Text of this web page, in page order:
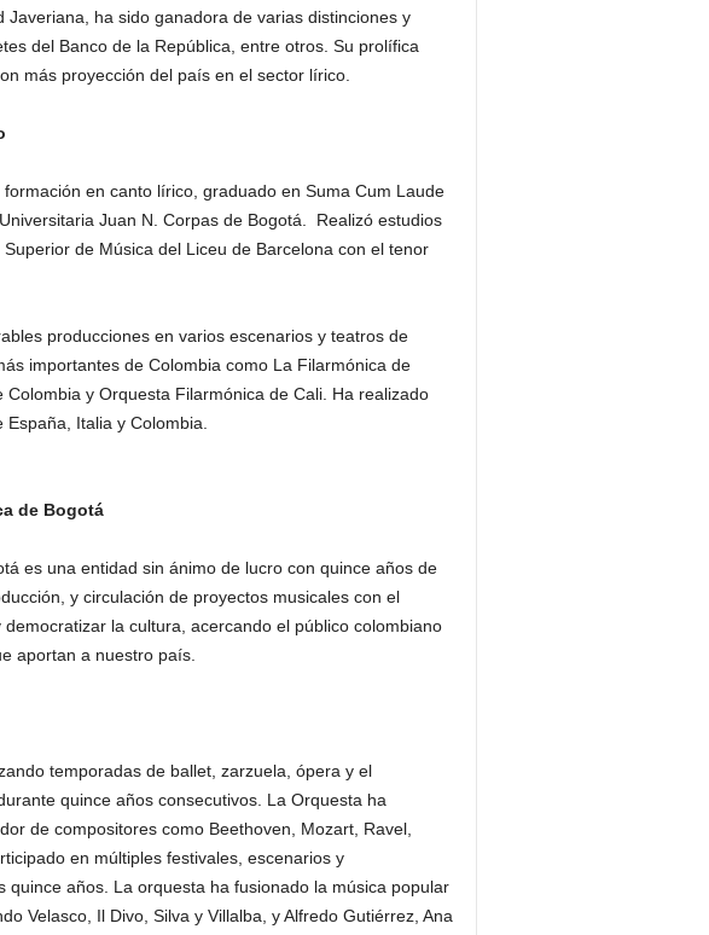
ha sido ganadora de varias distinciones y
del Banco de la República, entre otros. Su prolífica
más proyección del país en el sector lírico.
en canto lírico, graduado en Suma Cum Laude
Juan N. Corpas de Bogotá. Realizó estudios
de Música del Liceu de Barcelona con el tenor
producciones en varios escenarios y teatros de
importantes de Colombia como La Filarmónica de
y Orquesta Filarmónica de Cali. Ha realizado
Italia y Colombia.
de Bogotá
es una entidad sin ánimo de lucro con quince años de
y circulación de proyectos musicales con el
la cultura, acercando el público colombiano
aportan a nuestro país.
temporadas de ballet, zarzuela, ópera y el
quince años consecutivos. La Orquesta ha
de compositores como Beethoven, Mozart, Ravel,
en múltiples festivales, escenarios y
años. La orquesta ha fusionado la música popular
Velasco, Il Divo, Silva y Villalba, y Alfredo Gutiérrez, Ana